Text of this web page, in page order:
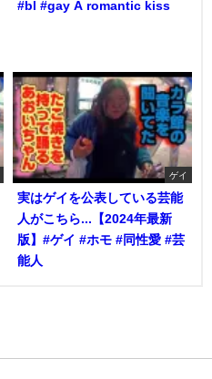
#bl #gay A romantic kiss
ゲイ
実はゲイを公表している芸能
人がこちら...【2024年最新
版】#ゲイ #ホモ #同性愛 #芸
能人